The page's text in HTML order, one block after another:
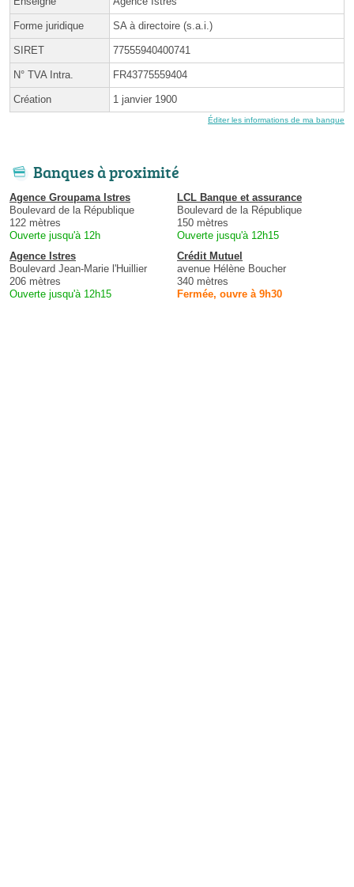
Forme juridique SA à directoire (s.a.i.)
SIRET 77555940400741
N° TVA Intra. FR43775559404
Création 1 janvier 1900
Éditer les informations de ma banque
Banques à proximité
Agence Groupama Istres
Boulevard de la République
122 mètres
Ouverte jusqu'à 12h
LCL Banque et assurance
Boulevard de la République
150 mètres
Ouverte jusqu'à 12h15
Agence Istres
Boulevard Jean-Marie l'Huillier
206 mètres
Ouverte jusqu'à 12h15
Crédit Mutuel
avenue Hélène Boucher
340 mètres
Fermée, ouvre à 9h30